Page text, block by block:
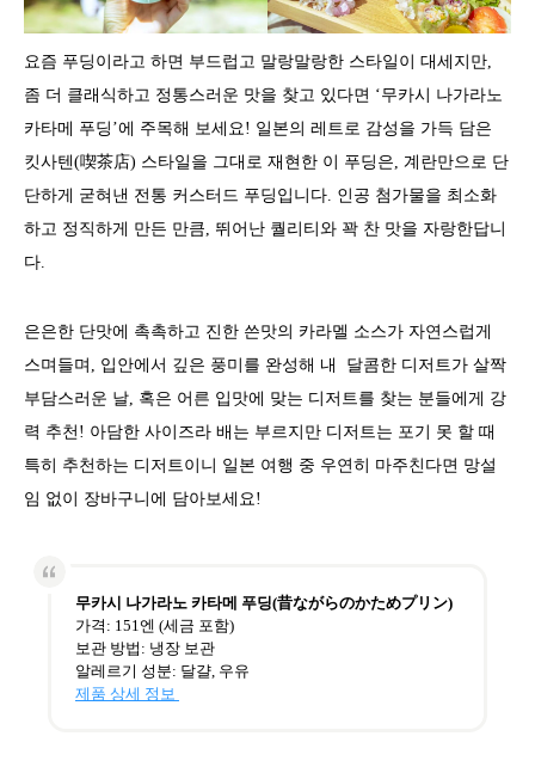
요즘 푸딩이라고 하면 부드럽고 말랑말랑한 스타일이 대세지만,
좀 더 클래식하고 정통스러운 맛을 찾고 있다면 ‘무카시 나가라노
카타메 푸딩’에 주목해 보세요! 일본의 레트로 감성을 가득 담은
킷사텐(喫茶店) 스타일을 그대로 재현한 이 푸딩은, 계란만으로 단
단하게 굳혀낸 전통 커스터드 푸딩입니다. 인공 첨가물을 최소화
하고 정직하게 만든 만큼, 뛰어난 퀄리티와 꽉 찬 맛을 자랑한답니
다.
은은한 단맛에 촉촉하고 진한 쓴맛의 카라멜 소스가 자연스럽게
스며들며, 입안에서 깊은 풍미를 완성해 내 달콤한 디저트가 살짝
부담스러운 날, 혹은 어른 입맛에 맞는 디저트를 찾는 분들에게 강
력 추천! 아담한 사이즈라 배는 부르지만 디저트는 포기 못 할 때
특히 추천하는 디저트이니 일본 여행 중 우연히 마주친다면 망설
임 없이 장바구니에 담아보세요!
무카시 나가라노 카타메 푸딩(昔ながらのかためプリン)
가격: 151엔 (세금 포함)
보관 방법: 냉장 보관
알레르기 성분: 달걀, 우유
제품 상세 정보